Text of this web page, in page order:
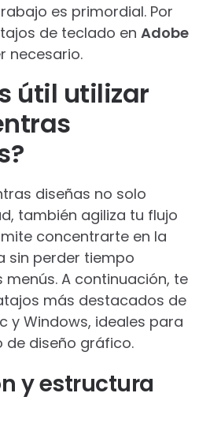
es primordial. Por
de teclado en Adobe
necesario.
útil utilizar
diseñas no solo
también agiliza tu flujo
concentrarte en la
sin perder tiempo
A continuación, te
más destacados de
y Windows, ideales para
de diseño gráfico.
y estructura